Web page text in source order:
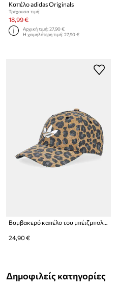
Καπέλο adidas Originals
Τρέχουσα τιμή:
18,99 €
Αρχική τιμή:27,90 €
Η χαμηλότερη τιμή:27,90 €
24,90 €
Δημοφιλείς κατηγορίες